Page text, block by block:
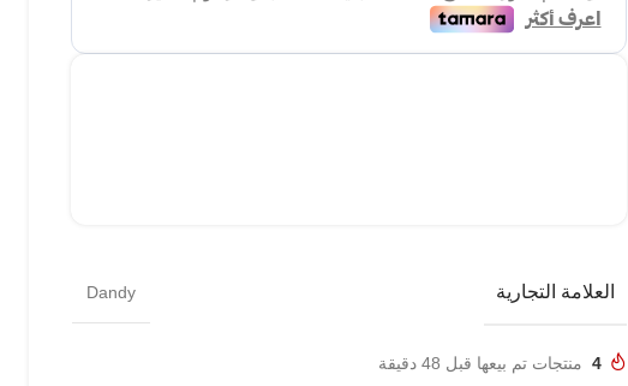
العلامة التجارية Dandy
4 منتجات تم بيعها قبل 48 دقيقة